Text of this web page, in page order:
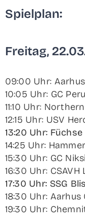
Spiel­plan:
Frei­tag,
09:00 Uhr:
10:05 Uhr: GC
11:10 Uhr:
12:15 Uhr: USV
13:20 Uhr:
14:25 Uhr:
15:30 Uhr: GC
16:30 Uhr:
17:30 Uhr: SSG
18:30 Uhr: Aar­hus
19:30 Uhr: